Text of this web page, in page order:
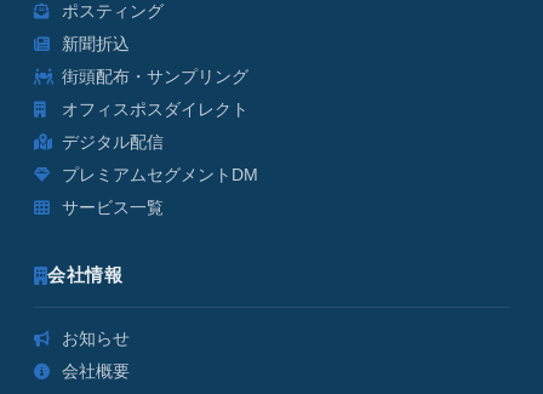
ポスティング
新聞折込
街頭配布・サンプリング
オフィスポスダイレクト
デジタル配信
プレミアムセグメントDM
サービス一覧
会社情報
お知らせ
会社概要